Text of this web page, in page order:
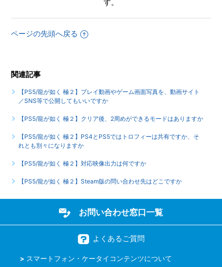
【PS5/龍が如く 極２】真島編をクリア後 何度もプレイでき
条件はありますか
もっと見る
す。
ページの先頭へ戻る
関連記事
【PS5/龍が如く 極２】プレイ動画やゲーム画面写真を、動画サイト
／SNS等で公開してもいいですか
【PS5/龍が如く 極２】クリア後、2周めができるモードはありますか
【PS5/龍が如く 極２】PS4とPS5ではトロフィーは共有ですか、そ
れとも別々になりますか
【PS5/龍が如く 極２】対応映像出力は何ですか
【PS5/龍が如く 極２】Steam版の問い合わせ先はどこですか
お問い合わせ窓口一覧
よくあるご質問
スマートフォン・ケータイコンテンツについて